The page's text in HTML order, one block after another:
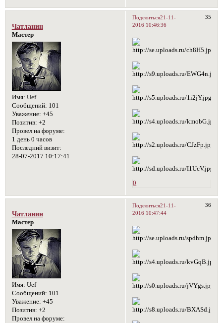
Поделиться 35
21-11-
2016 10:46:36
Чатланин
Мастер
Имя: Uef
Сообщений: 101
Уважение: +45
Позитив: +2
Провел на форуме:
1 день 0 часов
Последний визит:
28-07-2017 10:17:41
0
Поделиться 36
21-11-
2016 10:47:44
Чатланин
Мастер
Имя: Uef
Сообщений: 101
Уважение: +45
Позитив: +2
Провел на форуме: